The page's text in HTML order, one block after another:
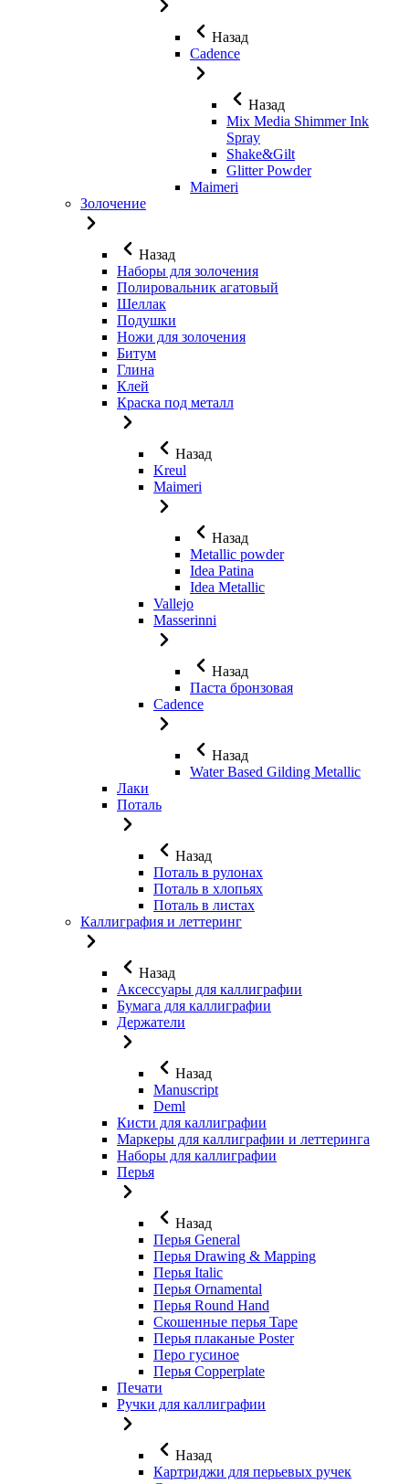
Назад
Cadence
Назад
Mix Media Shimmer Ink
Spray
Shake&Gilt
Glitter Powder
Maimeri
Золочение
Назад
Наборы для золочения
Полировальник агатовый
Шеллак
Подушки
Ножи для золочения
Битум
Глина
Клей
Краска под металл
Назад
Kreul
Maimeri
Назад
Metallic powder
Idea Patina
Idea Metallic
Vallejo
Masserinni
Назад
Паста бронзовая
Cadence
Назад
Water Based Gilding Metallic
Лаки
Поталь
Назад
Поталь в рулонах
Поталь в хлопьях
Поталь в листах
Каллиграфия и леттеринг
Назад
Аксессуары для каллиграфии
Бумага для каллиграфии
Держатели
Назад
Manuscript
Deml
Кисти для каллиграфии
Маркеры для каллиграфии и леттеринга
Наборы для каллиграфии
Перья
Назад
Перья General
Перья Drawing & Mapping
Перья Italic
Перья Ornamental
Перья Round Hand
Скошенные перья Tape
Перья плаканые Poster
Перо гусиное
Перья Copperplate
Печати
Ручки для каллиграфии
Назад
Картриджи для перьевых ручек